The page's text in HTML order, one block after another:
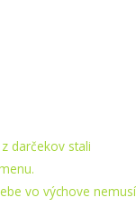
darčekov stali
vo výchove nemusí